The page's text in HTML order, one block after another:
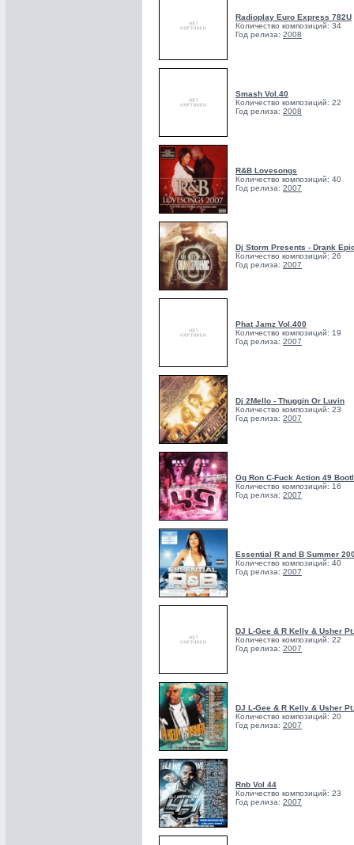
Radioplay Euro Express 782U
Количество композиций: 34
Год релиза: 2008
Smash Vol.40
Количество композиций: 22
Год релиза: 2008
R&B Lovesongs
Количество композиций: 40
Год релиза: 2007
Dj Storm Presents - Drank
Количество композиций: 26
Год релиза: 2007
Phat Jamz Vol.400
Количество композиций: 19
Год релиза: 2007
Dj 2Mello - Thuggin Or Luvin
Количество композиций: 23
Год релиза: 2007
Og Ron C-Fuck Action 49
Количество композиций: 16
Год релиза: 2007
Essential R and B Summer
Количество композиций: 40
Год релиза: 2007
DJ L-Gee & R Kelly & Usher
Количество композиций: 22
Год релиза: 2007
DJ L-Gee & R Kelly & Usher
Количество композиций: 20
Год релиза: 2007
Rnb Vol 44
Количество композиций: 23
Год релиза: 2007